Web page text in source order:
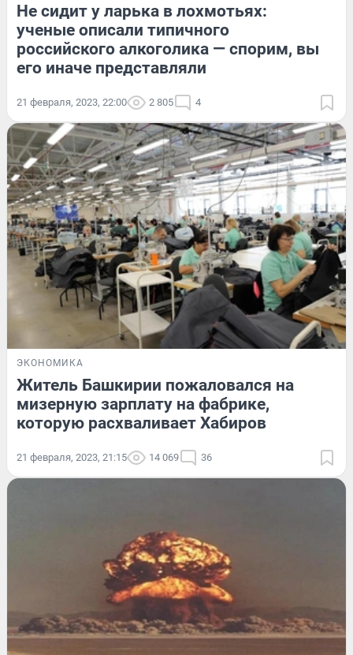
Не сидит у ларька в лохмотьях:
ученые описали типичного
российского алкоголика — спорим, вы
его иначе представляли
21 февраля, 2023, 22:00 2 805 4
ЭКОНОМИКА
Житель Башкирии пожаловался на
мизерную зарплату на фабрике,
которую расхваливает Хабиров
21 февраля, 2023, 21:15 14 069 36